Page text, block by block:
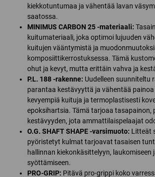
kiekkotuntumaa ja vähentää lavan
saatossa.
MINIMUS CARBON 25 -materiaali:
kuitumateriaali, joka optimoi lujuuden
kuitujen vääntymistä ja
komposiittikerrostuksessa. Tämä
ohut ja kevyt, mutta erittäin vahva ja
P.L. 188 -rakenne: Uudelleen suunniteltu
parantaa kestävyyttä ja vähentää
kevyempiä kuituja ja termoplastisesti
epoksihartsia. Tämä tarjoaa tasapainon,
kestävyyden, jota ammattilaispelaajat
O.G. SHAFT SHAPE -varsimuoto: Litteät
pyöristetyt kulmat tarjoavat tasaisen
hallinnan kiekonkäsittelyyn, laukomiseen
syöttämiseen.
PRO-GRIP: Pitävä pro-grippi koko